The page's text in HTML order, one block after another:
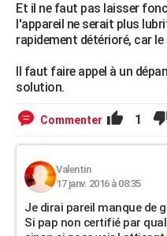
Et il ne faut pas laisser
l'appareil ne serait plus
rapidement détérioré, car
Il faut faire appel à un
solution.
Commenter 1
Valentin
17 janv. 2016 à 08:35
Je dirai pareil manque de
Si pap non certifié par